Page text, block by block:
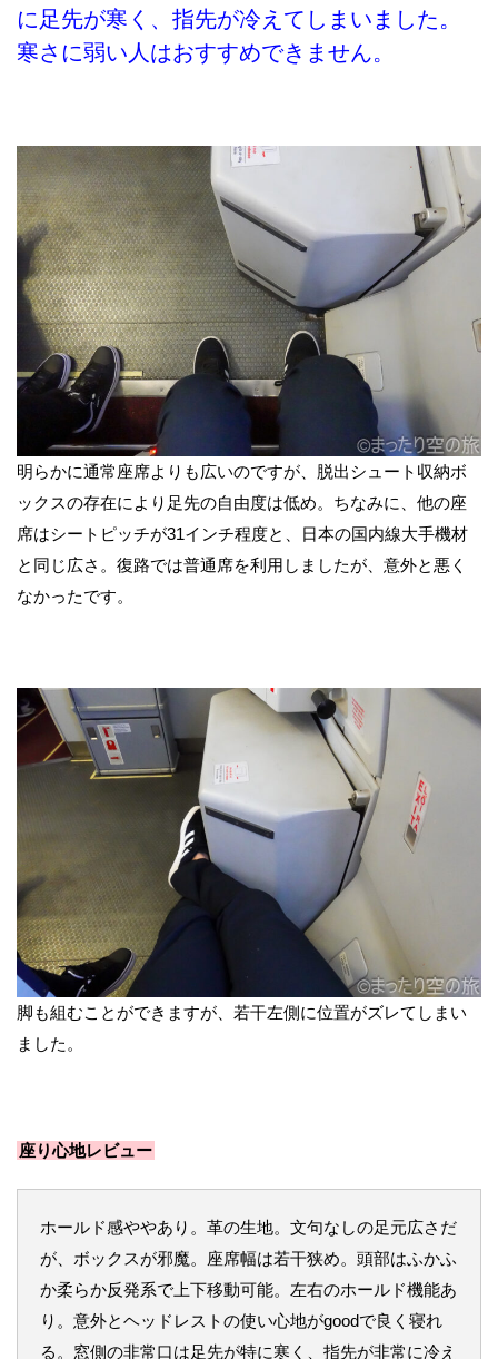
に足先が寒く、指先が冷えてしまいました。
寒さに弱い人はおすすめできません。
明らかに通常座席よりも広いのですが、脱出シュート収納ボ
ックスの存在により足先の自由度は低め。ちなみに、他の座
席はシートピッチが31インチ程度と、日本の国内線大手機材
と同じ広さ。復路では普通席を利用しましたが、意外と悪く
なかったです。
脚も組むことができますが、若干左側に位置がズレてしまい
ました。
座り心地レビュー
ホールド感ややあり。革の生地。文句なしの足元広さだ
が、ボックスが邪魔。座席幅は若干狭め。頭部はふかふ
か柔らか反発系で上下移動可能。左右のホールド機能あ
り。意外とヘッドレストの使い心地がgoodで良く寝れ
る。窓側の非常口は足先が特に寒く、指先が非常に冷え